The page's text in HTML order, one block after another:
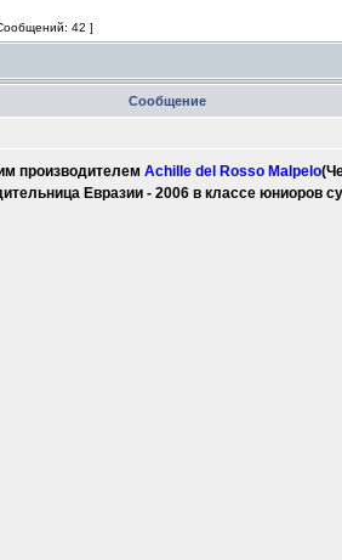
42 ]
Сообщение
производителем Achille del Rosso Malpelo
Евразии - 2006 в классе